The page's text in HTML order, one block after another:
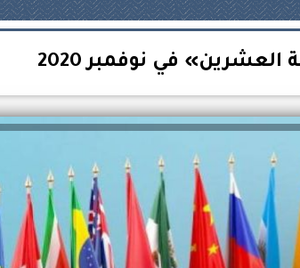
في نوفمبر 2020